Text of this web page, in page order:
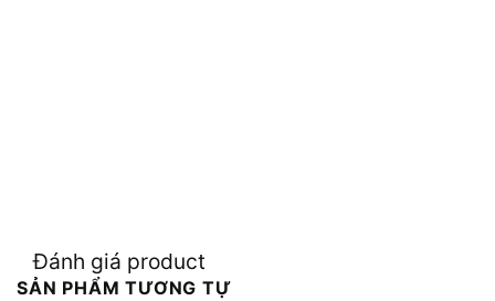
Đánh giá product
SẢN PHẨM TƯƠNG TỰ